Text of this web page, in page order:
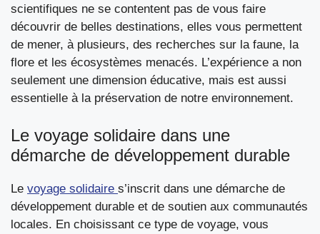
scientifiques ne se contentent pas de vous faire
découvrir de belles destinations, elles vous permettent
de mener, à plusieurs, des recherches sur la faune, la
flore et les écosystèmes menacés. L’expérience a non
seulement une dimension éducative, mais est aussi
essentielle à la préservation de notre environnement.
Le voyage solidaire dans une
démarche de développement durable
Le voyage solidaire s’inscrit dans une démarche de
développement durable et de soutien aux communautés
locales. En choisissant ce type de voyage, vous